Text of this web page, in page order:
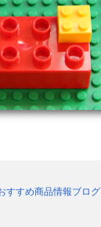
すすめ商品情報ブログ